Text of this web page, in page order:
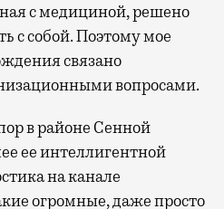
с медициной, решено
с собой. Поэтому мое
связано
вопросами.
в районе Сенной
ее интеллигентной
на канале
огромные, даже просто